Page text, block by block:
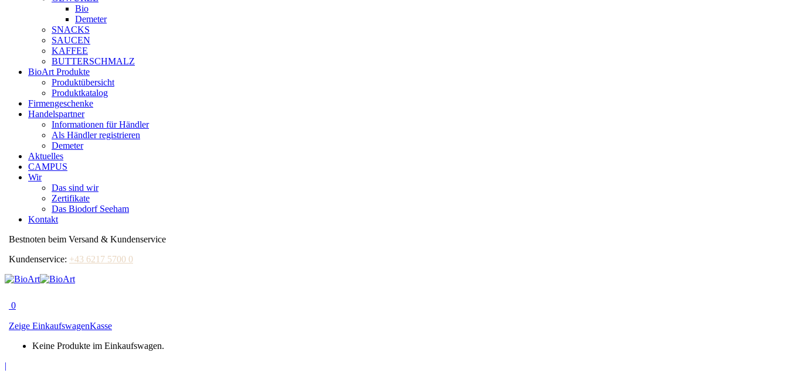
Bio
Demeter
SNACKS
SAUCEN
KAFFEE
BUTTERSCHMALZ
BioArt Produkte
Produktübersicht
Produktkatalog
Firmengeschenke
Handelspartner
Informationen für Händler
Als Händler registrieren
Demeter
Aktuelles
CAMPUS
Wir
Das sind wir
Zertifikate
Das Biodorf Seeham
Kontakt
Bestnoten beim Versand & Kundenservice
Kundenservice: +43 6217 5700 0
0
Zeige EinkaufswagenKasse
Keine Produkte im Einkaufswagen.
|